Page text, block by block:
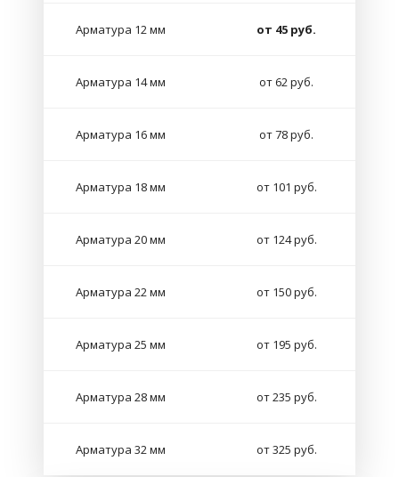
Арматура 12 мм от 45 руб.
Арматура 14 мм от 62 руб.
Арматура 16 мм от 78 руб.
Арматура 18 мм от 101 руб.
Арматура 20 мм от 124 руб.
Арматура 22 мм от 150 руб.
Арматура 25 мм от 195 руб.
Арматура 28 мм от 235 руб.
Арматура 32 мм от 325 руб.